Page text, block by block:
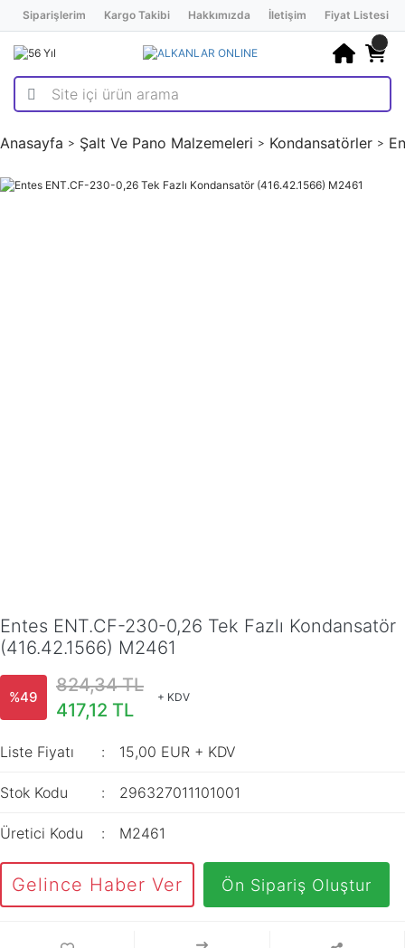
Siparişlerim Kargo Takibi Hakkımızda İletişim Fiyat Listesi
Anasayfa Şalt Ve Pano Malzemeleri Kondansatörler
Entes ENT.CF-230-0,26 Tek Fazlı Kondansatör
(416.42.1566) M2461
%49
824,34 TL
417,12 TL
+ KDV
Liste Fiyatı 15,00 EUR + KDV
Stok Kodu 296327011101001
Üretici Kodu M2461
Gelince Haber Ver Ön Sipariş Oluştur